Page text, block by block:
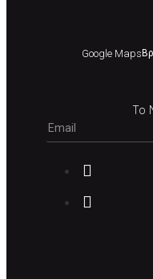
Google Maps
Το